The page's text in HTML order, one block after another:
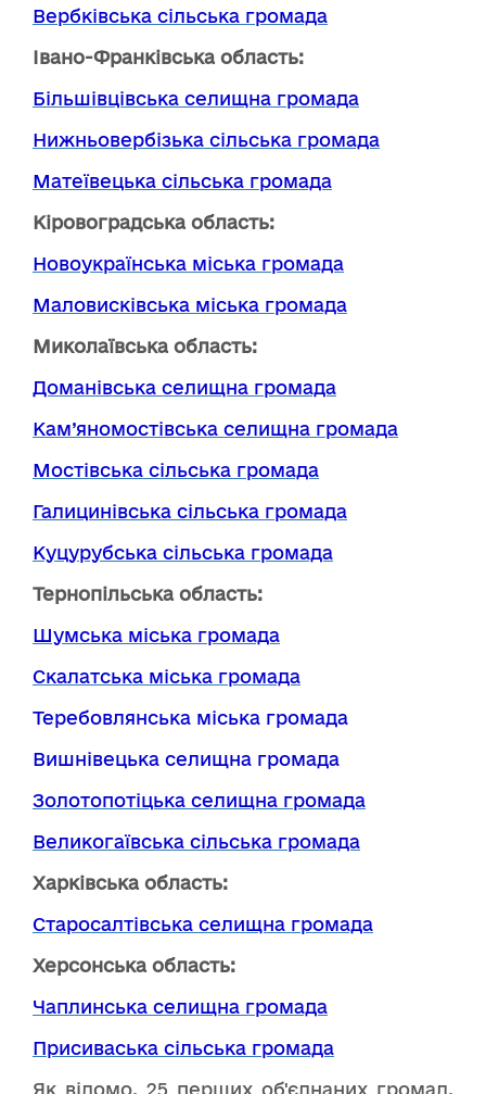
Вербківська сільська громада
Івано-Франківська область:
Більшівцівська селищна громада
Нижньовербізька сільська громада
Матеївецька сільська громада
Кіровоградська область:
Новоукраїнська міська громада
Маловисківська міська громада
Миколаївська область:
Доманівська селищна громада
Кам’яномостівська селищна громада
Мостівська сільська громада
Галицинівська сільська громада
Куцурубська сільська громада
Тернопільська область:
Шумська міська громада
Скалатська міська громада
Теребовлянська міська громада
Вишнівецька селищна громада
Золотопотіцька селищна громада
Великогаївська сільська громада
Харківська область:
Старосалтівська селищна громада
Херсонська область:
Чаплинська селищна громада
Присиваська сільська громада
Як відомо, 25 перших об'єднаних громад,